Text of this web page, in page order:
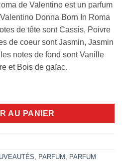
de Valentino est un parfum
Donna Born In Roma
de tête sont Cassis, Poivre
de coeur sont Jasmin, Jasmin
notes de fond sont Vanille
et Bois de gaïac.
born in roma edp 100ml
AU PANIER
PARFUM
PARFUM